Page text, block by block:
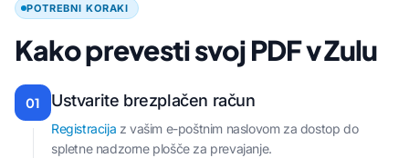
POTREBNI KORAKI
Kako prevesti svoj PDF v Zulu
01 Ustvarite brezplačen račun
Registracija z vašim e-poštnim naslovom za dostop do
spletne nadzorne plošče za prevajanje.